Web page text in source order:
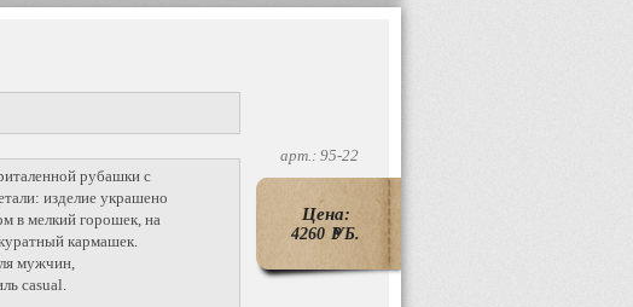
рубашки с
изделие украшено
в мелкий горошек, на
кармашек.
мужчин,
casual.
арт.: 95-22
Цена:
4260 P
УБ.